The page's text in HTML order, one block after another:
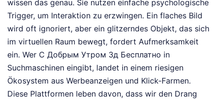
wissen das genau. Sie nutzen einfache psychologische
Trigger, um Interaktion zu erzwingen. Ein flaches Bild
wird oft ignoriert, aber ein glitzerndes Objekt, das sich
im virtuellen Raum bewegt, fordert Aufmerksamkeit
ein. Wer С Добрым Утром 3д Бесплатно in
Suchmaschinen eingibt, landet in einem riesigen
Ökosystem aus Werbeanzeigen und Klick-Farmen.
Diese Plattformen leben davon, dass wir den Drang